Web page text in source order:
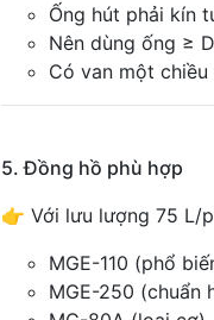
Ống hút phải kín
Nên dùng ống ≥
Có van một chiều
5. Đồng hồ phù hợp
👉 Với lưu lượng 75 L/
MGE-110 (phổ
MGE-250 (chuẩn